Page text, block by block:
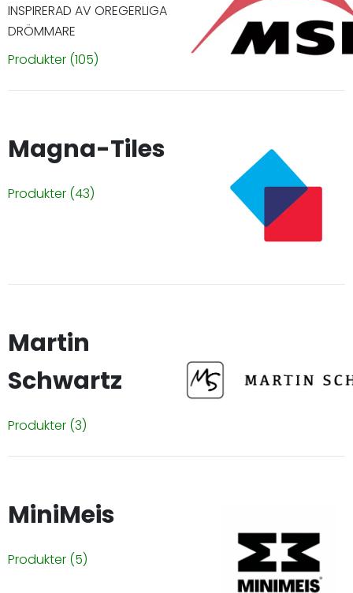
INSPIRERAD AV OREGERLIGA
DRÖMMARE
Produkter (105)
Magna-Tiles
Produkter (43)
Martin
Schwartz
Produkter (3)
MiniMeis
Produkter (5)